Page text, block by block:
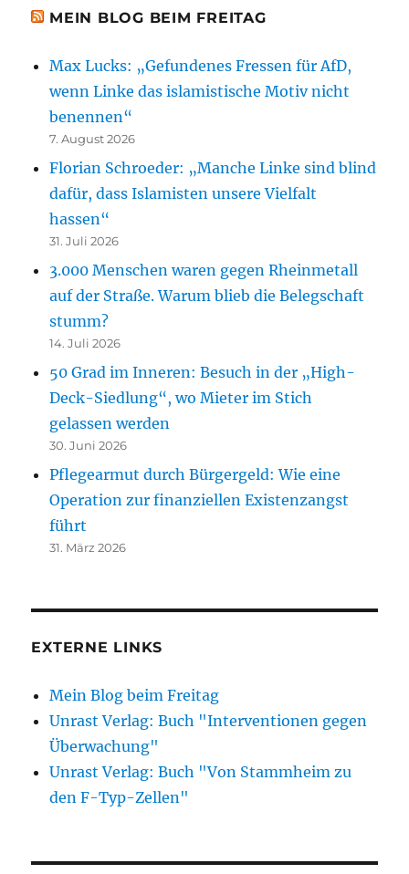
MEIN BLOG BEIM FREITAG
Max Lucks: „Gefundenes Fressen für AfD,
wenn Linke das islamistische Motiv nicht
benennen“
7. August 2026
Florian Schroeder: „Manche Linke sind blind
dafür, dass Islamisten unsere Vielfalt
hassen“
31. Juli 2026
3.000 Menschen waren gegen Rheinmetall
auf der Straße. Warum blieb die Belegschaft
stumm?
14. Juli 2026
50 Grad im Inneren: Besuch in der „High-
Deck-Siedlung“, wo Mieter im Stich
gelassen werden
30. Juni 2026
Pflegearmut durch Bürgergeld: Wie eine
Operation zur finanziellen Existenzangst
führt
31. März 2026
EXTERNE LINKS
Mein Blog beim Freitag
Unrast Verlag: Buch "Interventionen gegen
Überwachung"
Unrast Verlag: Buch "Von Stammheim zu
den F-Typ-Zellen"